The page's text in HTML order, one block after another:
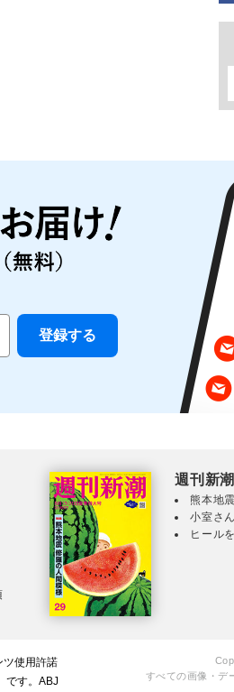
週刊新
熊本地
小室さ
ヒール
ツ使用許諾
です。ABJ
すべての画像・デ